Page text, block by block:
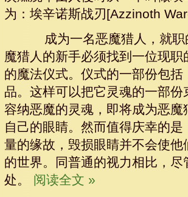
为：埃辛诺斯战刃[Azzinoth
成为一名恶魔猎人，就职
魔猎人的新手必须找到一位现
的魔法仪式。仪式的一部份包
品。这样可以把它灵魂的一部
容纳恶魔的灵魂，即将成为恶
自己的眼睛。然而值得庆幸的
量的缘故，毁损眼睛并不会使
的世界。同普通的视力相比，
处。 阅读全文 »